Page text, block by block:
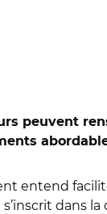
peuvent
entend
dans la